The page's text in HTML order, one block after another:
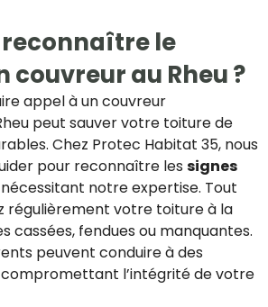
le
couvreur au Rheu ?
appel à un couvreur
peut sauver votre toiture de
Chez Protec Habitat 35, nous
pour reconnaître les signes
nécessitant notre expertise. Tout
régulièrement votre toiture à la
cassées, fendues ou manquantes.
peuvent conduire à des
compromettant l’intégrité de votre